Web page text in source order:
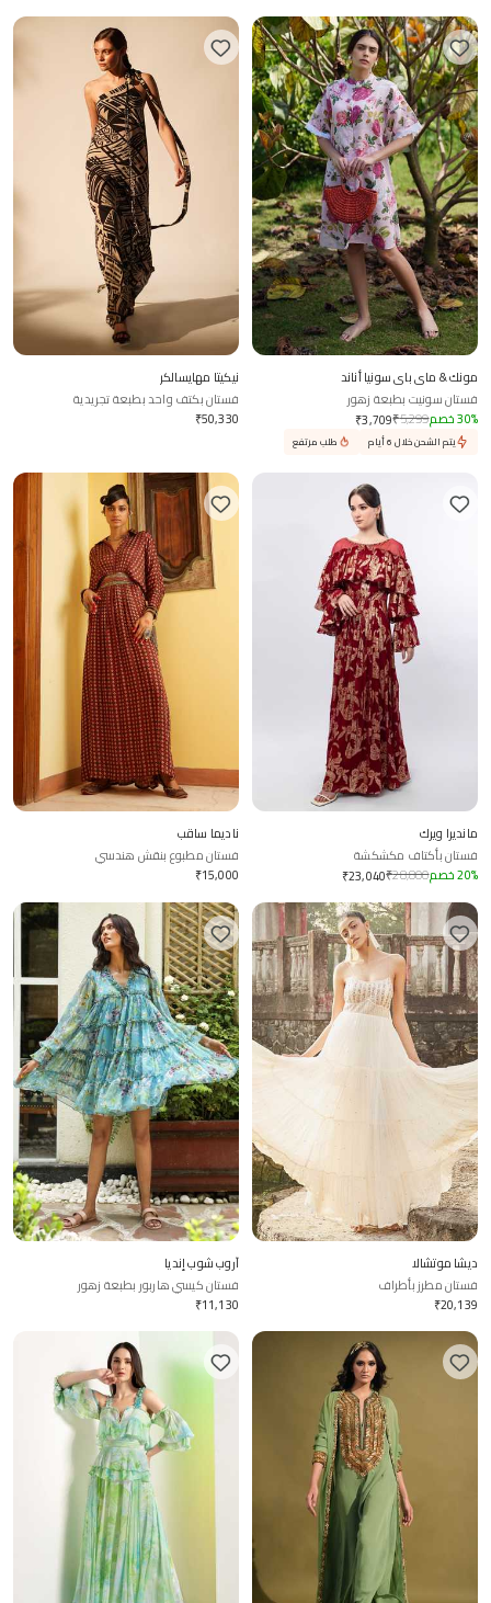
مونك & ماي باي سونيا أناند
فستان سونيت بطبعة زهور
₹3,709₹5,299 30% خصم
يتم الشحن خلال 6 أيام طلب مرتفع
نيكيتا مهايسالكر
فستان بكتف واحد بطبعة تجريدية
₹50,330
مانديرا ويرك
فستان بأكتاف مكشكشة
₹23,040₹28,800 20% خصم
ناديما ساقب
فستان مطبوع بنقش هندسي
₹15,000
ديشا موتشالا
فستان مطرز بأطراف
₹20,139
آروب شوب إنديا
فستان كيسي هاربور بطبعة زهور
₹11,130